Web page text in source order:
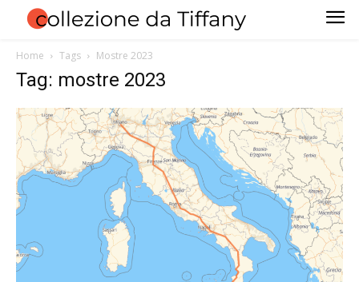
Home Tags Mostre 2023
Tag: mostre 2023